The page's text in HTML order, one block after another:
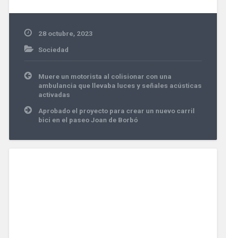
28 octubre, 2023
Sociedad
Navegación
entradas
Muere un motorista al colisionar con una
ambulancia que llevaba luces y señales acústicas
activadas
Aprobado el proyecto para crear un nuevo carril
bici en el paseo Joan de Borbó